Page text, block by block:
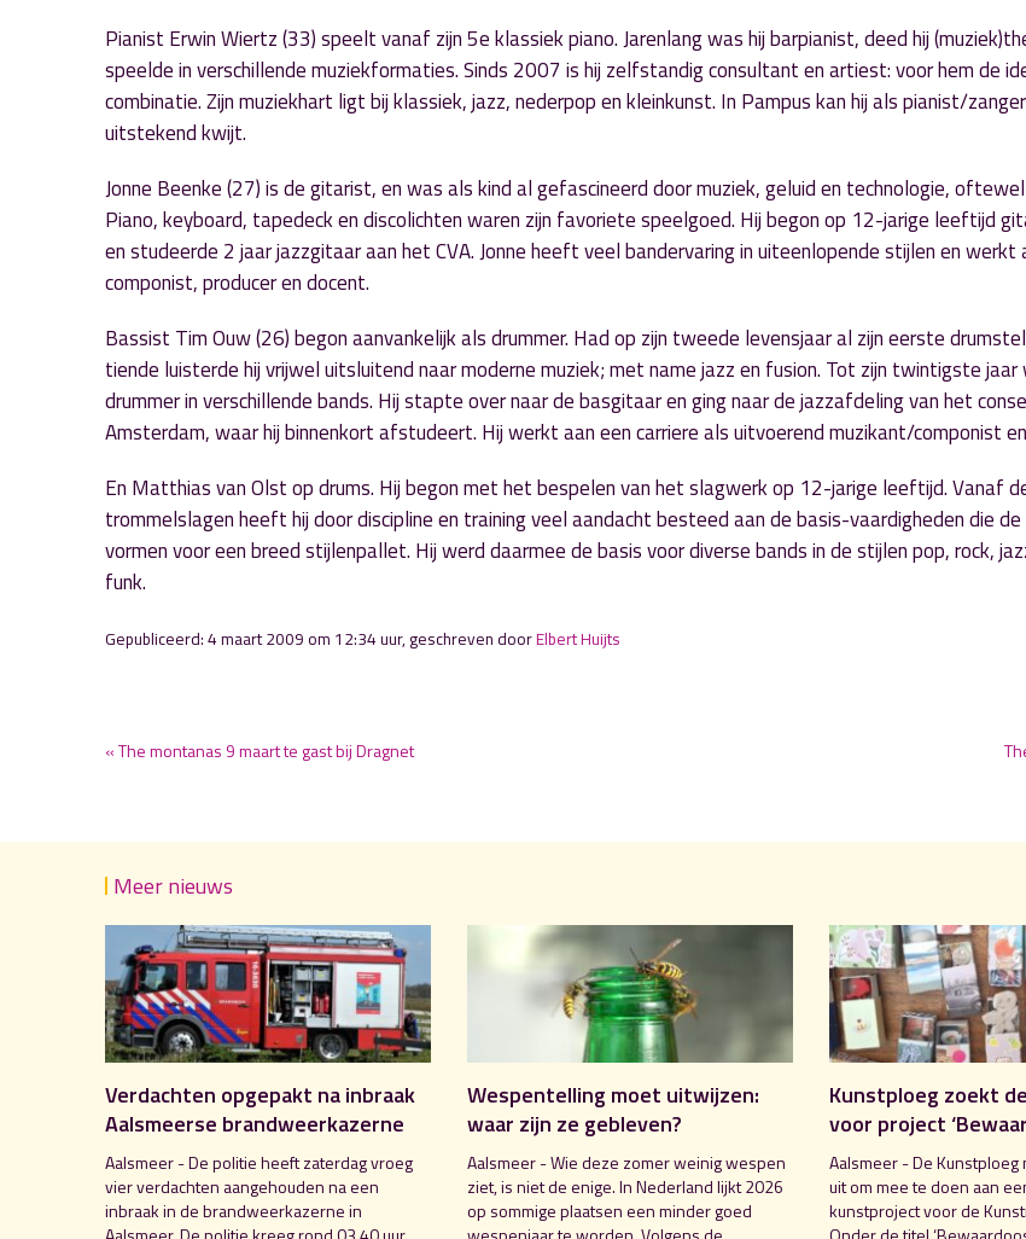
Pianist Erwin Wiertz (33) speelt vanaf zijn 5e klassiek piano. Jarenlang was hij barpianist, deed hij
speelde in verschillende muziekformaties. Sinds 2007 is hij zelfstandig consultant en artiest: voor hem de
combinatie. Zijn muziekhart ligt bij klassiek, jazz, nederpop en kleinkunst. In Pampus kan hij als pianist/
uitstekend kwijt.
Jonne Beenke (27) is de gitarist, en was als kind al gefascineerd door muziek, geluid en technologie, oftewel
Piano, keyboard, tapedeck en discolichten waren zijn favoriete speelgoed. Hij begon op 12-jarige leeftijd
en studeerde 2 jaar jazzgitaar aan het CVA. Jonne heeft veel bandervaring in uiteenlopende stijlen en
componist, producer en docent.
Bassist Tim Ouw (26) begon aanvankelijk als drummer. Had op zijn tweede levensjaar al zijn eerste
tiende luisterde hij vrijwel uitsluitend naar moderne muziek; met name jazz en fusion. Tot zijn twintigste jaar
drummer in verschillende bands. Hij stapte over naar de basgitaar en ging naar de jazzafdeling van het
Amsterdam, waar hij binnenkort afstudeert. Hij werkt aan een carriere als uitvoerend muzikant/componist
En Matthias van Olst op drums. Hij begon met het bespelen van het slagwerk op 12-jarige leeftijd. Vanaf
trommelslagen heeft hij door discipline en training veel aandacht besteed aan de basis-vaardigheden die
vormen voor een breed stijlenpallet. Hij werd daarmee de basis voor diverse bands in de stijlen pop, rock,
funk.
Gepubliceerd: 4 maart 2009 om 12:34 uur, geschreven doorElbert Huijts
« The montanas 9 maart te gast bij Dragnet
Meer nieuws
Verdachten opgepakt na inbraak
Aalsmeerse brandweerkazerne
Aalsmeer - De politie heeft zaterdag vroeg
vier verdachten aangehouden na een
inbraak in de brandweerkazerne in
Wespentelling moet uitwijzen:
waar zijn ze gebleven?
Aalsmeer - Wie deze zomer weinig wespen
ziet, is niet de enige. In Nederland lijkt 2026
op sommige plaatsen een minder goed
Kunstploeg zoekt
voor project
Aalsmeer - De
uit om mee te doen aan
kunstproject voor de